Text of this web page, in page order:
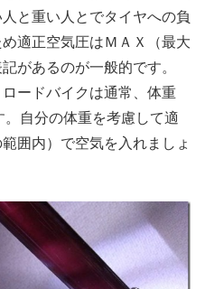
と重い人とでタイヤへの負
適正空気圧はＭＡＸ（最大
があるのが一般的です。
ードバイクは通常、体重
自分の体重を考慮して適
囲内）で空気を入れましょ